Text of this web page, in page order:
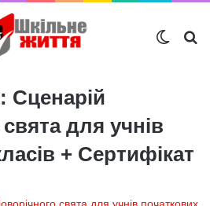
Сценарій
для учнів
+ Сертифікат